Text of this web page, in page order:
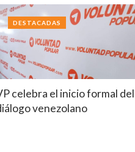
celebra el inicio formal del
venezolano
DESTACADAS